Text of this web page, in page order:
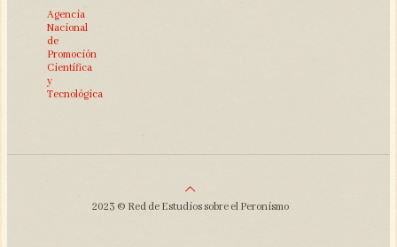
Agencia
Nacional
de
Promoción
Científica
y
Tecnológica
2023 © Red de Estudios sobre el Peronismo